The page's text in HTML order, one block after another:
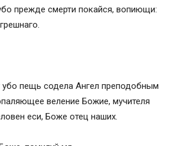
прежде смерти покайся, вопиющи:
убо пещь содела Ангел преподобным
веление Божие, мучителя
еси, Боже отец наших.